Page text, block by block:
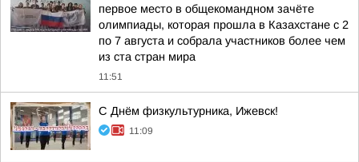
первое место в общекомандном зачёте
олимпиады, которая прошла в Казахстане с 2
по 7 августа и собрала участников более чем
из ста стран мира
11:51
С Днём физкультурника, Ижевск!
11:09